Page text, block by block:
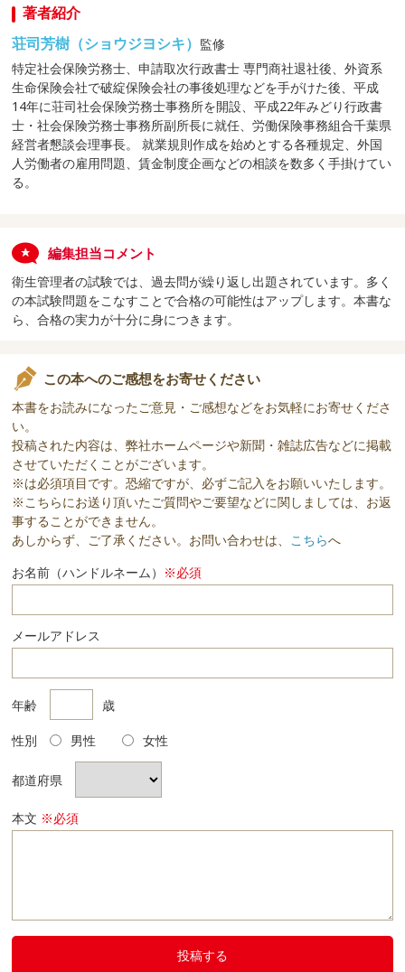
著者紹介
荘司芳樹（ショウジヨシキ） 監修
特定社会保険労務士、申請取次行政書士 専門商社退社後、外資系
生命保険会社で破綻保険会社の事後処理などを手がけた後、平成
14年に荘司社会保険労務士事務所を開設、平成22年みどり行政書
士・社会保険労務士事務所副所長に就任、労働保険事務組合千葉県
経営者懇談会理事長。 就業規則作成を始めとする各種規定、外国
人労働者の雇用問題、賃金制度企画などの相談を数多く手掛けてい
る。
編集担当コメント
衛生管理者の試験では、過去問が繰り返し出題されています。多く
の本試験問題をこなすことで合格の可能性はアップします。本書な
ら、合格の実力が十分に身につきます。
この本へのご感想をお寄せください
本書をお読みになったご意見・ご感想などをお気軽にお寄せくださ
い。
投稿された内容は、弊社ホームページや新聞・雑誌広告などに掲載
させていただくことがございます。
※は必須項目です。恐縮ですが、必ずご記入をお願いいたします。
※こちらにお送り頂いたご質問やご要望などに関しましては、お返
事することができません。
あしからず、ご了承ください。お問い合わせは、 こちらへ
お名前（ハンドルネーム） ※必須
メールアドレス
年齢 歳
性別 男性 女性
都道府県
本文 ※必須
投稿する